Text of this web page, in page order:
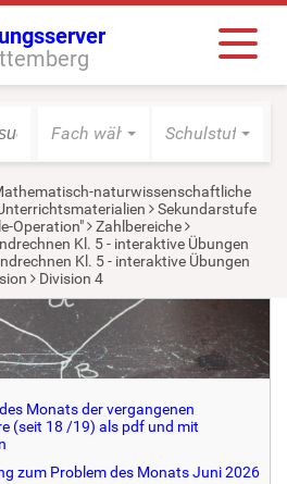
Fach wählen Schulstufe
naturwissenschaftliche
Sekundarstufe
Operation"
Zahlbereiche
Kl. 5 - interaktive Übungen
Kl. 5 - interaktive Übungen
Division 4
Monats der vergangenen
(seit 18 /19) als pdf und mit
zum Problem des Monats Juni 2026